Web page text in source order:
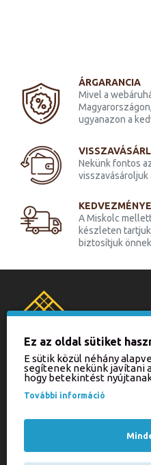
ÁRGARANCIA
Mivel a
ugyanazon a
Nekünk fontos
visszavásároljuk
A Miskolc
készleten
biztosítjuk
BALLA BÚTOR KFT.
3526 Miskolc, Zsolcai
+36 70 940-2494
Ez az oldal sütiket
E sütik közül néhány
segítenek nekünk javítani
hogy betekintést
További információ